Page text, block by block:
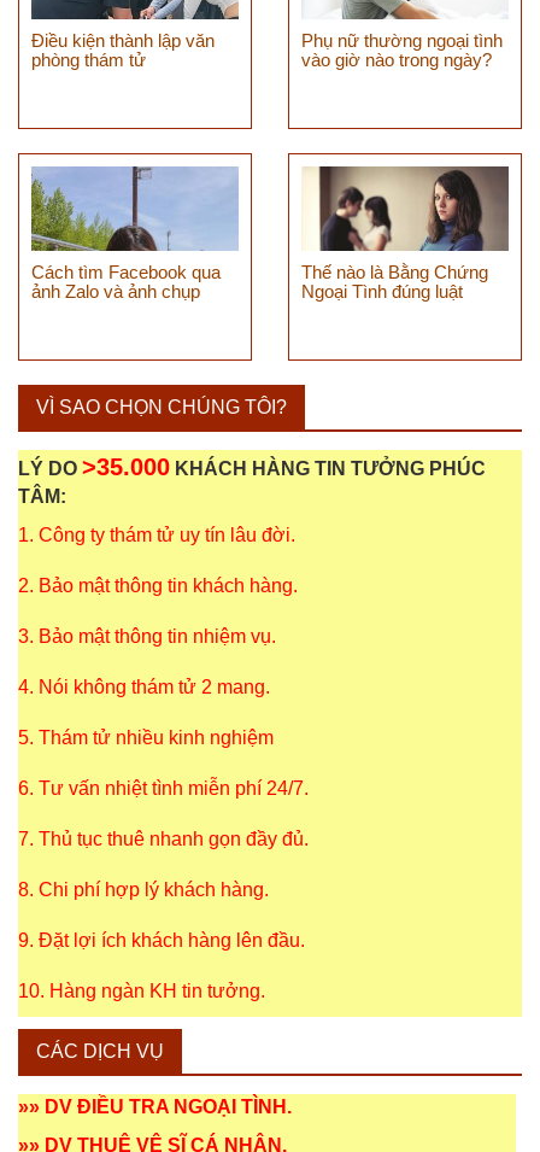
Điều kiện thành lập văn
phòng thám tử
Phụ nữ thường ngoại tình
vào giờ nào trong ngày?
Cách tìm Facebook qua
ảnh Zalo và ảnh chụp
Thế nào là Bằng Chứng
Ngoại Tình đúng luật
VÌ SAO CHỌN CHÚNG TÔI?
LÝ DO >35.000 KHÁCH HÀNG TIN TƯỞNG PHÚC
TÂM:
1. Công ty thám tử uy tín lâu đời.
2. Bảo mật thông tin khách hàng.
3. Bảo mật thông tin nhiệm vụ.
4. Nói không thám tử 2 mang.
5. Thám tử nhiều kinh nghiệm
6. Tư vấn nhiệt tình miễn phí 24/7.
7. Thủ tục thuê nhanh gọn đầy đủ.
8. Chi phí hợp lý khách hàng.
9. Đặt lợi ích khách hàng lên đầu.
10. Hàng ngàn KH tin tưởng.
CÁC DỊCH VỤ
»» DV ĐIỀU TRA NGOẠI TÌNH .
»» DV THUÊ VỆ SĨ CÁ NHÂN .